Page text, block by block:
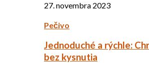
27. novembra 2023
Pečivo
Jednoduché a rýchle:
bez kysnutia